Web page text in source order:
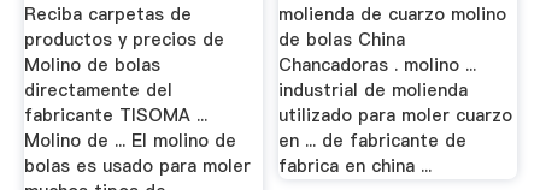
Reciba carpetas de
productos y precios de
Molino de bolas
directamente del
fabricante TISOMA ...
Molino de ... El molino de
bolas es usado para moler
molienda de cuarzo molino
de bolas China
Chancadoras . molino ...
industrial de molienda
utilizado para moler cuarzo
en ... de fabricante de
fabrica en china ...